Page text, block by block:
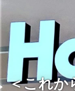
＜これか